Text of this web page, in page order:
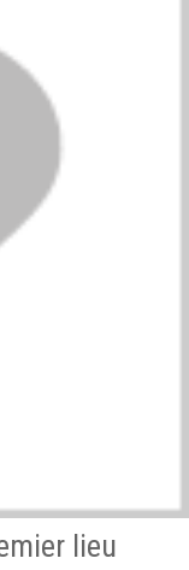
lieu